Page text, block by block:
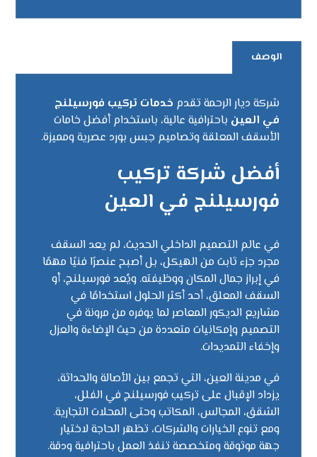
الوصف
شركة ديار الرحمة تقدم خدمات تركيب فورسيلنج
في العين باحترافية عالية، باستخدام أفضل خامات
الأسقف المعلقة وتصاميم جبس بورد عصرية ومميزة.
أفضل شركة تركيب
فورسيلنج في العين
في عالم التصميم الداخلي الحديث، لم يعد السقف
مجرد جزء ثابت من الهيكل، بل أصبح عنصرًا فنيًا مهمًا
في إبراز جمال المكان ووظيفته. ويُعد فورسيلنج، أو
السقف المعلق، أحد أكثر الحلول استخدامًا في
مشاريع الديكور المعاصر لما يوفره من مرونة في
التصميم وإمكانيات متعددة من حيث الإضاءة والعزل
وإخفاء التمديدات.
في مدينة العين، التي تجمع بين الأصالة والحداثة،
يزداد الإقبال على تركيب فورسيلنج في الفلل،
الشقق، المجالس، المكاتب وحتى المحلات التجارية.
ومع تنوع الخيارات والشركات، تظهر الحاجة لاختيار
جهة موثوقة ومتخصصة تنفذ العمل باحترافية ودقة.